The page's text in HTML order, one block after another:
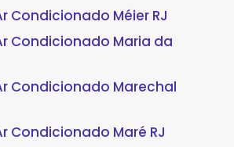
Condicionado Méier RJ
Condicionado Maria da
Condicionado Marechal
Condicionado Maré RJ